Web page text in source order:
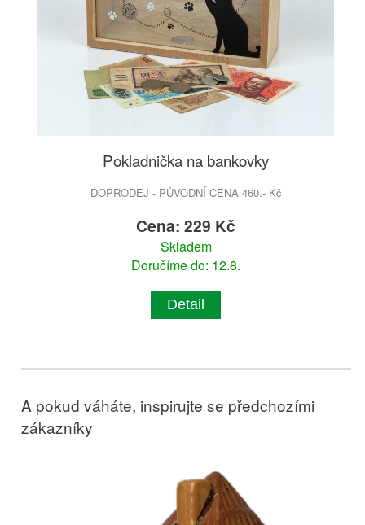
Pokladnička na bankovky
DOPRODEJ - PŮVODNÍ CENA 460.- Kč
Cena: 229 Kč
Skladem
Doručíme do: 12.8.
Detail
A pokud váháte, inspirujte se předchozími
zákazníky